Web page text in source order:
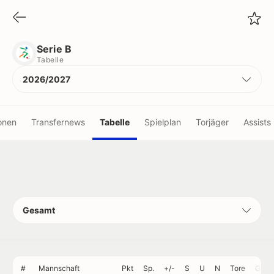
Serie B
Tabelle
2026/2027
Transfernews Tabelle Spielplan Torjäger Assists
Gesamt
# Mannschaft Pkt Sp. +/- S U N Tore GT